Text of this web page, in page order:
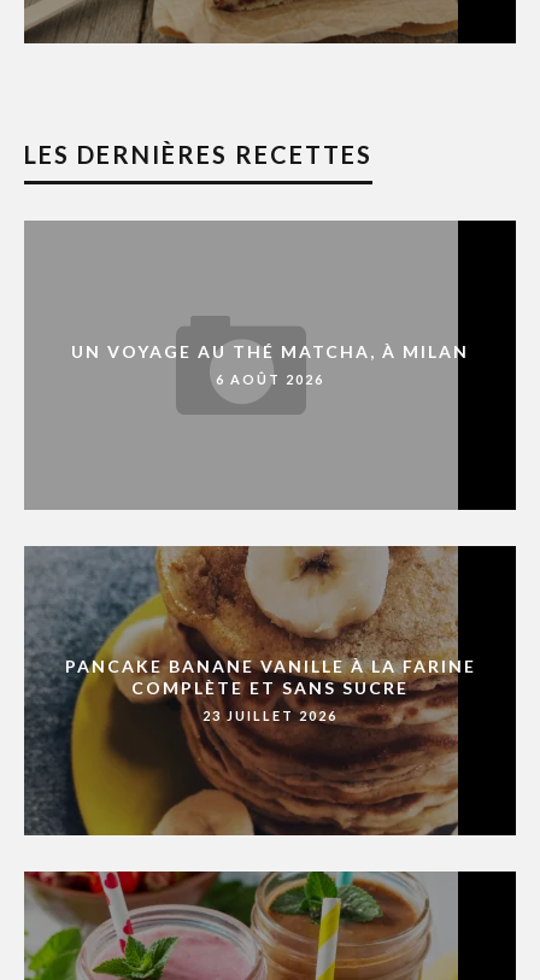
LES DERNIÈRES RECETTES
UN VOYAGE AU THÉ MATCHA, À MILAN
6 AOÛT 2026
PANCAKE BANANE VANILLE À LA FARINE
COMPLÈTE ET SANS SUCRE
23 JUILLET 2026